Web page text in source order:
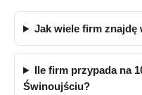
Jak wiele firm znajdę
Ile firm przypada na
Świnoujściu?